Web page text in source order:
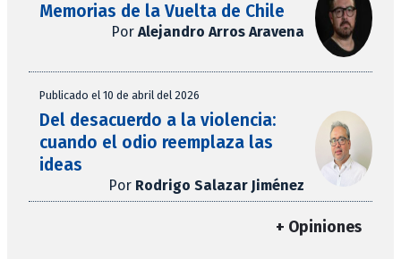
Memorias de la Vuelta de Chile
Por Alejandro Arros Aravena
Publicado el 10 de abril del 2026
Del desacuerdo a la violencia:
cuando el odio reemplaza las
ideas
Por Rodrigo Salazar Jiménez
+ Opiniones